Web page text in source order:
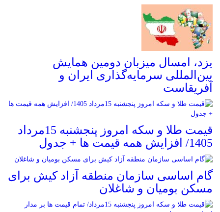
یزد، امسال میزبان دومین همایش
بین‌المللی سرمایه‌گذاری ایران و
آفریقاست
قیمت طلا و سکه امروز پنجشنبه 15مرداد
1405/ افزایش همه قیمت ها + جدول
گام اساسی سازمان منطقه آزاد کیش برای
مسکن بومیان و شاغلان